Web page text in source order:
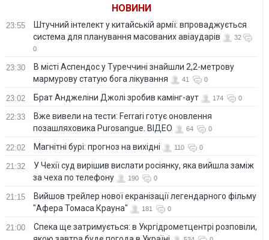
НОВИНИ
23:55
Штучний інтелект у китайській армії: впроваджується
система для планування масованих авіаударів
32
0
23:30
В місті Аспендос у Туреччині знайшли 2,2-метрову
мармурову статую бога лікування
41 0
23:02 Брат Анджеліни Джолі зробив камінг-аут 174 0
22:33
Вже вивели на тести: Ferrari готує оновлення
позашляховика Purosangue. ВІДЕО
64 0
22:02 Магнітні бурі: прогноз на вихідні 110 0
21:32
У Чехії суд вирішив вислати росіянку, яка вийшла заміж
за чеха по телефону
190 0
21:15
Вийшов трейлер нової екранізації легендарного фільму
"Афера Томаса Крауна"
181 0
21:00
Спека ще затримується: в Укргідрометцентрі розповіли,